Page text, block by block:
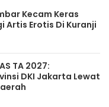
Kecam Keras
Artis Erotis Di Kuranji
TA 2027:
DKI Jakarta Lewat